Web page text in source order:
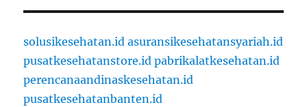
solusikesehatan.id asuransikesehatansyariah.id
pusatkesehatanstore.id pabrikalatkesehatan.id
perencanaandinaskesehatan.id
pusatkesehatanbanten.id